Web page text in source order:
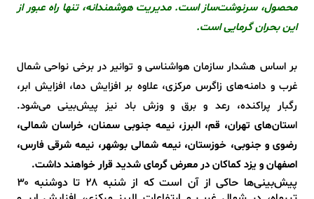
محصول، سرنوشت‌ساز است. مدیریت هوشمندانه، تنها راه عبور از
این بحران گرمایی است.
بر اساس هشدار سازمان هواشناسی و توانیر در برخی نواحی شمال
غرب و دامنه‌های زاگرس مرکزی، علاوه بر افزایش دما، افزایش ابر،
رگبار پراکنده، رعد و برق و وزش باد نیز پیش‌بینی می‌شود.
استان‌های تهران، قم، البرز، نیمه جنوبی سمنان، خراسان شمالی،
رضوی و جنوبی، خوزستان، نیمه شمالی بوشهر، نیمه شرقی فارس،
اصفهان و یزد کماکان در معرض گرمای شدید قرار خواهند داشت.
پیش‌بینی‌ها حاکی از آن است که از شنبه ۲۸ تا دوشنبه ۳۰